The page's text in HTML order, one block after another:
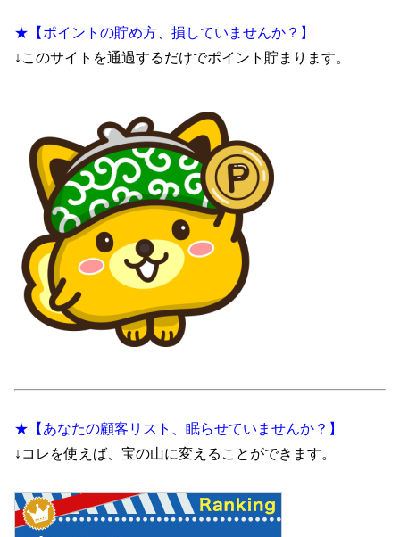
★【ポイントの貯め方、損していませんか？】
↓このサイトを通過するだけでポイント貯まります。
★【あなたの顧客リスト、眠らせていませんか？】
↓コレを使えば、宝の山に変えることができます。